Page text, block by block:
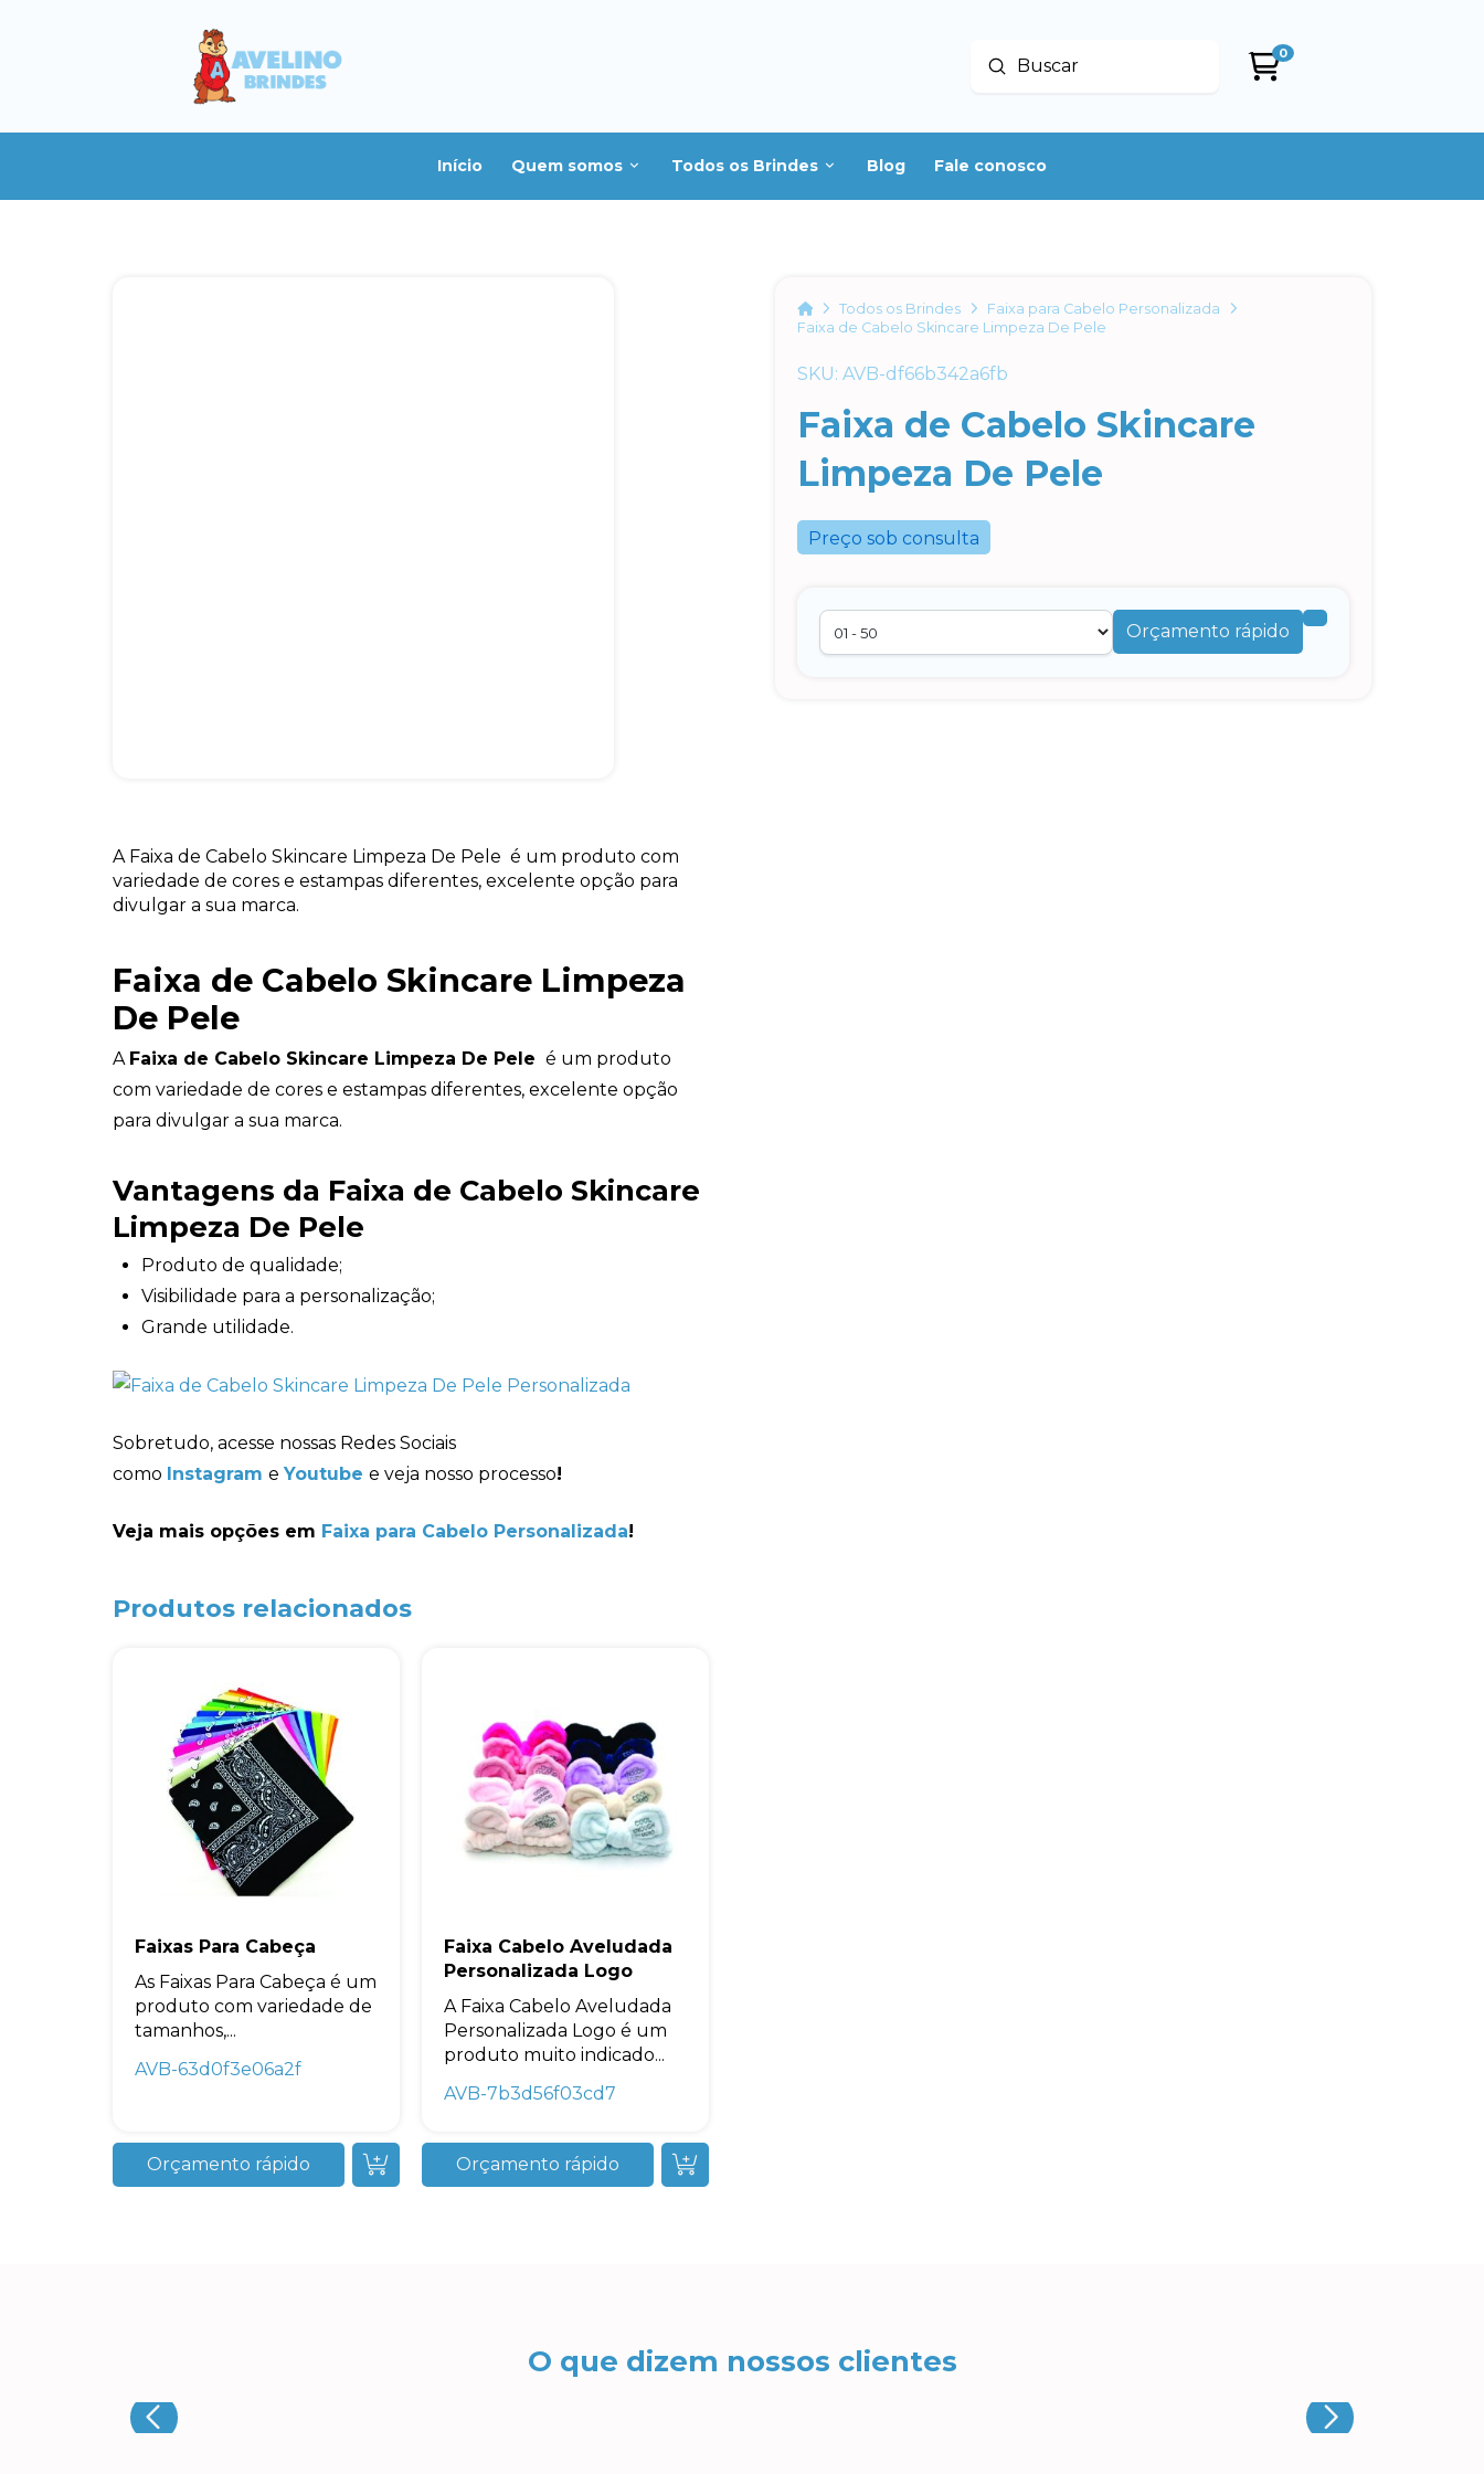
Buscar
Enviar
0
Início Quem somos Todos os Brindes Blog Fale conosco
HomeTodos os Brindes
Faixa para Cabelo Personalizada
Faixa de Cabelo Skincare Limpeza De Pele
SKU: AVB-df66b342a6fb
Faixa de Cabelo Skincare
Limpeza De Pele
Preço sob consulta
Orçamento rápido
A Faixa de Cabelo Skincare Limpeza De Pele é um produto com
variedade de cores e estampas diferentes, excelente opção para
divulgar a sua marca.
Faixa de Cabelo Skincare Limpeza
De Pele
A Faixa de Cabelo Skincare Limpeza De Pele é um produto
com variedade de cores e estampas diferentes, excelente opção
para divulgar a sua marca.
Vantagens da Faixa de Cabelo Skincare
Limpeza De Pele
Produto de qualidade;
Visibilidade para a personalização;
Grande utilidade.
Sobretudo, acesse nossas Redes Sociais
como Instagram e Youtube e veja nosso processo!
Veja mais opções em Faixa para Cabelo Personalizada!
Produtos relacionados
Faixas Para Cabeça
As Faixas Para Cabeça é um
produto com variedade de
tamanhos,...
AVB-63d0f3e06a2f
Orçamento rápido
Faixa Cabelo Aveludada
Personalizada Logo
A Faixa Cabelo Aveludada
Personalizada Logo é um
produto muito indicado...
AVB-7b3d56f03cd7
Orçamento rápido
O que dizem nossos clientes
Avelino Brindes
online